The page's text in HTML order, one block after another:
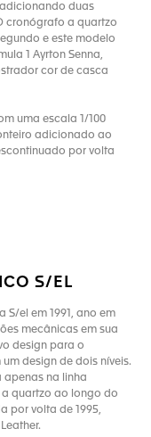
duas
cronógrafo a quartzo
e este modelo
1 Ayrton Senna,
cor de casca
uma escala 1/100
adicionado ao
por volta
S/EL
el em 1991, ano em
mecânicas em sua
design para o
design de dois níveis.
apenas na linha
quartzo ao longo do
por volta de 1995,